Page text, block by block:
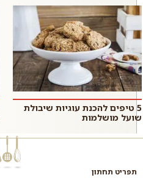
5 טיפים להכנת עוגיות שיבולת
שועל מושלמות
תפריט תחתון